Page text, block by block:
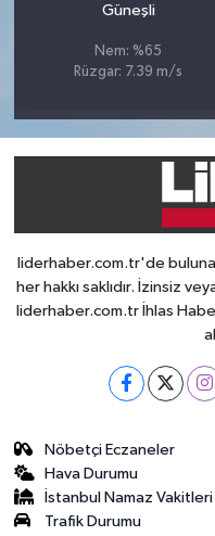
Güneşli
Nem: %65
Rüzgar: 7.39 m/s
liderhaber.com.tr'de
her hakkı saklıdır. İzinsiz
liderhaber.com.tr İhlas
Nöbetçi Eczaneler
Hava Durumu
İstanbul Namaz Vakitleri
Trafik Durumu